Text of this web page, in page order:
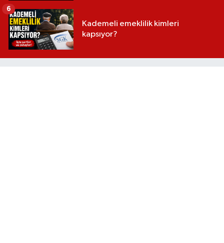
Kademeli emeklilik kimleri
kapsıyor?
6